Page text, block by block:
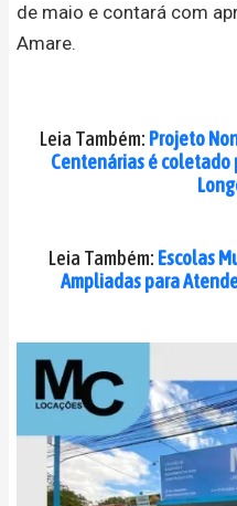
de maio e contará com
Amare.
Leia Também: Projeto
Centenárias é coletado
Leia Também: Escolas
Ampliadas para